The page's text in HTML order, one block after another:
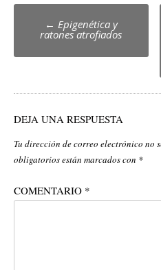
Post
navigation
← Epigenética y
ratones atrofiados
DEJA UNA RESPUESTA
Tu dirección de correo electrónico no
obligatorios están marcados con *
COMENTARIO *